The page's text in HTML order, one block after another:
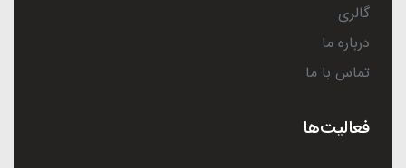
گالری
درباره ما
تماس با ما
فعالیت‌ها